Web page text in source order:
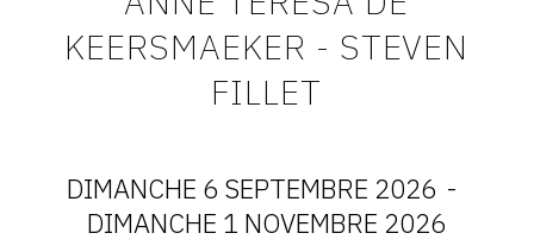
CONTACT
CGU
SUIVEZ-NOUS
KEERSMAEKER - STEVEN
FILLET
DATES
DIMANCHE 6 SEPTEMBRE 2026 -
DIMANCHE 1 NOVEMBRE 2026